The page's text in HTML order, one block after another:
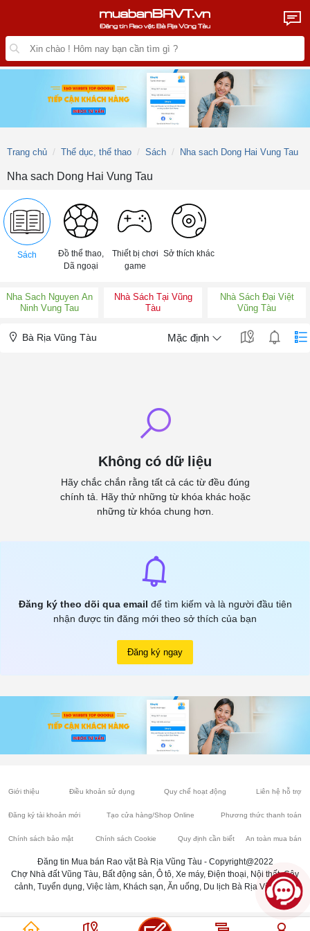
Trang chủ Thể dục, thể thao Sách Nha sach Dong Hai Vung Tau
Nha sach Dong Hai Vung Tau
Sách
Đồ thể thao,
Dã ngoại
Thiết bị chơi
game
Sở thích khác
Nha Sach Nguyen An
Ninh Vung Tau
Nhà Sách Tại Vũng
Tàu
Nhà Sách Đại Việt
Vũng Tàu
Bà Rịa Vũng Tàu Mặc định
Không có dữ liệu
Hãy chắc chắn rằng tất cả các từ đều đúng
chính tả. Hãy thử những từ khóa khác hoặc
những từ khóa chung hơn.
Đăng ký theo dõi qua email để tìm kiếm và là người đầu tiên
nhận được tin đăng mới theo sở thích của bạn
Đăng ký ngay
Giới thiệu Điều khoản sử dụng Quy chế hoạt động Liên hệ hỗ trợ
Đăng ký tài khoản mới Tạo cửa hàng/Shop Online Phương thức thanh toán
Chính sách bảo mật Chính sách Cookie Quy định cần biết An toàn mua bán
Đăng tin Mua bán Rao vặt Bà Rịa Vũng Tàu - Copyright@2022
Chợ Nhà đất Vũng Tàu, Bất động sản, Ô tô, Xe máy, Điện thoại, Nội thất, Cây
cảnh, Tuyển dụng, Việc làm, Khách sạn, Ăn uống, Du lịch Bà Rịa Vũng Tàu